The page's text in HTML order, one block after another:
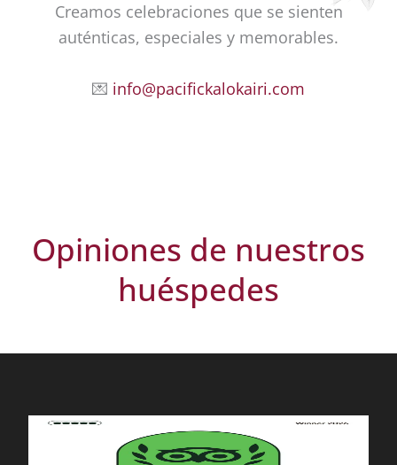
Creamos celebraciones que se sienten
auténticas, especiales y memorables.
💌 info@pacifickalokairi.com
Opiniones de nuestros
huéspedes